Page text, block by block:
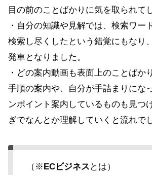
目の前のことばかりに気を取られて
・自分の知識や見解では、検索ワー
検索し尽くしたという錯覚にもなり
発車となりました。
・どの案内動画も表面上のことばか
手順の案内や、自分が手詰まりにな
ンポイント案内しているものも見つ
ぎでなんとか理解していくと流れで
（※ ECビジネス とは）